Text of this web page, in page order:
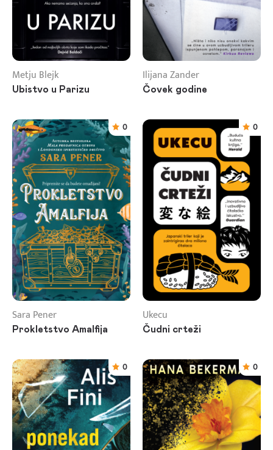
Metju Blejk
Ubistvo u Parizu
Ilijana Zander
Čovek godine
0
Sara Pener
Prokletstvo Amalfija
0
Ukecu
Čudni crteži
0 0